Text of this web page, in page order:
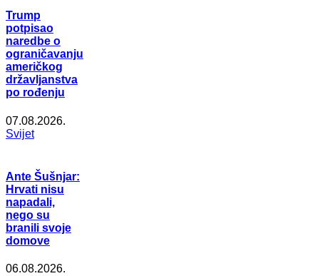
Trump
potpisao
naredbe o
ograničavanju
američkog
državljanstva
po rođenju
07.08.2026.
Svijet
Ante Šušnjar:
Hrvati nisu
napadali,
nego su
branili svoje
domove
06.08.2026.